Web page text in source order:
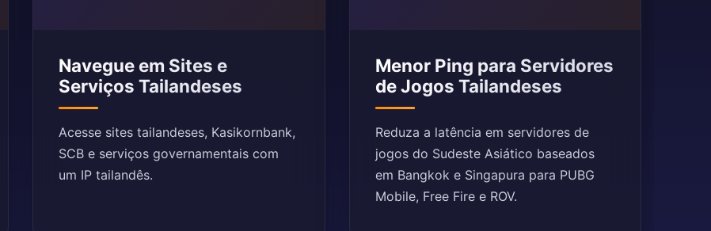
Navegue em Sites e
Serviços Tailandeses
Acesse sites tailandeses, Kasikornbank,
SCB e serviços governamentais com
um IP tailandês.
Menor Ping para Servidores
de Jogos Tailandeses
Reduza a latência em servidores de
jogos do Sudeste Asiático baseados
em Bangkok e Singapura para PUBG
Mobile, Free Fire e ROV.